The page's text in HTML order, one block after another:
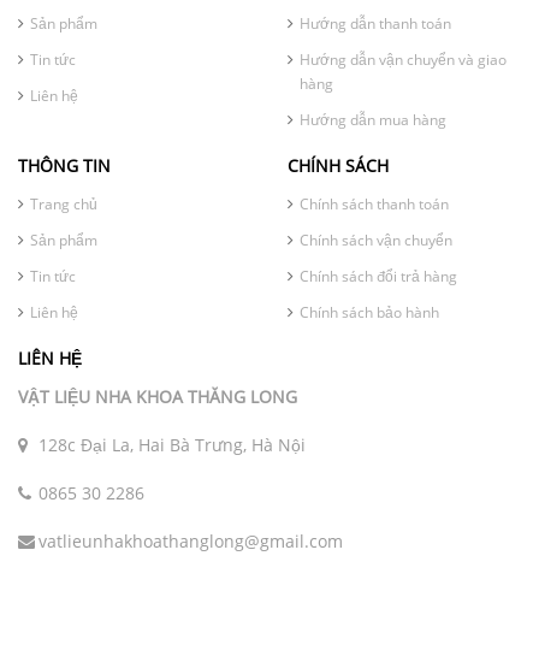
Sản phẩm
Tin tức
Liên hệ
Hướng dẫn thanh toán
Hướng dẫn vận chuyển và giao
hàng
Hướng dẫn mua hàng
THÔNG TIN
Trang chủ
Sản phẩm
Tin tức
Liên hệ
CHÍNH SÁCH
Chính sách thanh toán
Chính sách vận chuyển
Chính sách đổi trả hàng
Chính sách bảo hành
LIÊN HỆ
VẬT LIỆU NHA KHOA THĂNG LONG
128c Đại La, Hai Bà Trưng, Hà Nội
0865 30 2286
vatlieunhakhoathanglong@gmail.com